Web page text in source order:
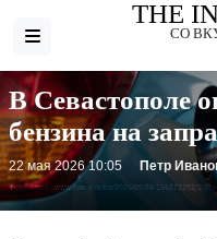
THE
СО
Фото: https://www.hse.ru/data/2025/09/26/155273292/
В Севастополе
бензина на
22 мая 2026 10:05 Петр